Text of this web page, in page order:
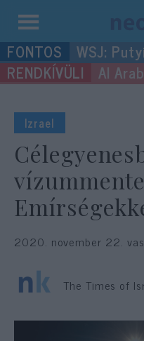
Kilépés
a
tartalomba
WSJ:
Al
Izrael
2020. november 22.
The Times of